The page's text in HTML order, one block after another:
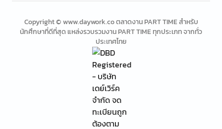
Copyright © www.daywork.co ตลาดงาน PART TIME สำหรับ
นักศึกษาที่ดีที่สุด แหล่งรวบรวมงาน PART TIME ทุกประเภท จากทั่ว
ประเทศไทย